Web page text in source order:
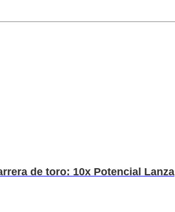
de toro: 10x Potencial Lanza